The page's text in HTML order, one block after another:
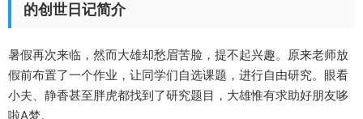
的创世日记简介
暑假再次来临，然而大雄却愁眉苦脸，提不起兴趣。原来老师放
假前布置了一个作业，让同学们自选课题，进行自由研究。眼看
小夫、静香甚至胖虎都找到了研究题目，大雄惟有求助好朋友哆
啦A梦。